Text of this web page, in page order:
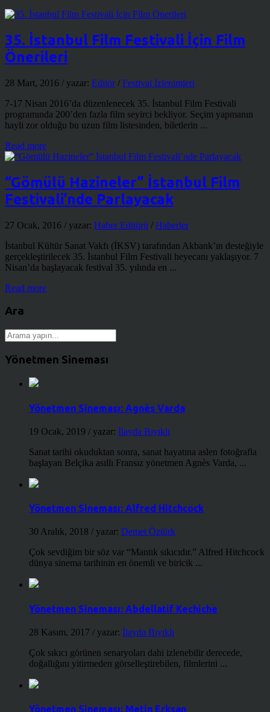
35. İstanbul Film Festivali İçin Film
Önerileri
28 Mart, 2016 / yazar: Editör/ Festival İzlenimleri
7-17 Nisan 2016’da düzenlenecek 35. İstanbul Film Festivali
programında 200’den fazla film seyirci bekliyor. Seçim yapmanın
hayli zor olduğu bu uzun film listesinden, biletlerin ...
Read more
“Gömülü Hazineler” İstanbul Film
Festivali’nde Parlayacak
27 Ocak, 2016 / yazar: Haber Editörü / Haberler
İstanbul Kültür Sanat Vakfı (İKSV) tarafından Akbank’ın desteğiyle
gerçekleştirilecek 35. İstanbul Film Festivali heyecanı yaklaşıyor. 7
Nisan’da başlayacak festival 35. yılında en ...
Read more
Ara
Yönetmen Sineması
Yönetmen Sineması: Agnès Varda
19 Ocak, 2019 / yazar: İlayda Bıyıklı
Sanat tarihi okuduktan sonra, sanat hayatına aslen fotoğrafla
başlayan Belçika asıllı Fransız yönetmen Agnès Varda, ...
Yönetmen Sineması: Alfred Hitchcock
30 Aralık, 2018 / yazar: Demet Öztürk
Çok sevdiğim bir söz var “Mantık sıkıcıdır.” Alfred Hitchcock
dünya sinema tarihinin en önemli ve biricik ...
Yönetmen Sineması: Abdellatif Kechiche
28 Kasım, 2017 / yazar: İlayda Bıyıklı
Çok sıkıcı görünen senaryoları dahi izlenebilir derecede,
doğallığını yitirmeden görselleştirebilen, filmlerini ...
Yönetmen Sineması: Metin Erksan